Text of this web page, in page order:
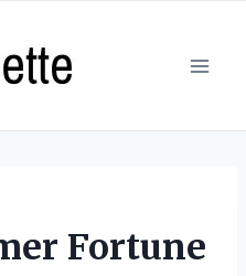
Fortune